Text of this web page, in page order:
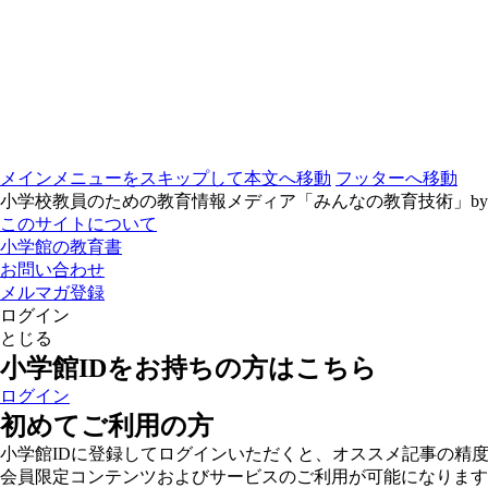
メインメニューをスキップして本文へ移動 フッターへ移動
小学校教員のための教育情報メディア「みんなの教育技術」
このサイトについて
小学館の教育書
お問い合わせ
メルマガ登録
ログイン
とじる
小学館IDをお持ちの方はこちら
ログイン
初めてご利用の方
小学館IDに登録してログインいただくと、オススメ記事の精
会員限定コンテンツおよびサービスのご利用が可能になりま